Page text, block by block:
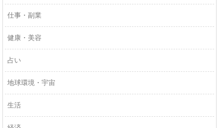
仕事・副業
健康・美容
占い
地球環境・宇宙
生活